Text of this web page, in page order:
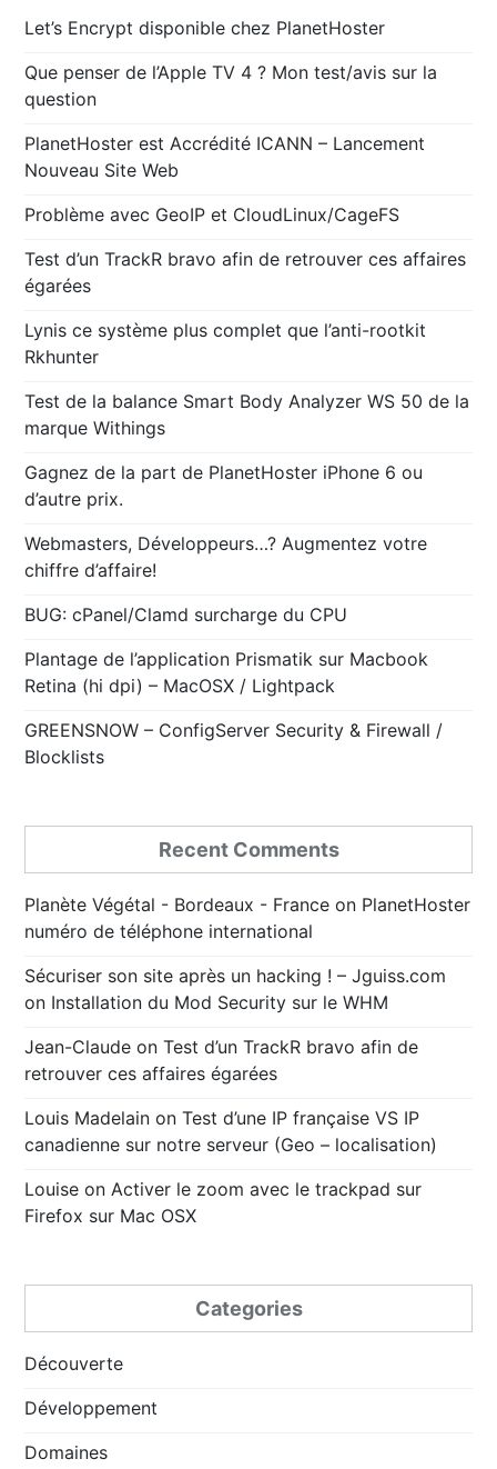
Let’s Encrypt disponible chez PlanetHoster
Que penser de l’Apple TV 4 ? Mon test/avis sur la
question
PlanetHoster est Accrédité ICANN – Lancement
Nouveau Site Web
Problème avec GeoIP et CloudLinux/CageFS
Test d’un TrackR bravo afin de retrouver ces affaires
égarées
Lynis ce système plus complet que l’anti-rootkit
Rkhunter
Test de la balance Smart Body Analyzer WS 50 de la
marque Withings
Gagnez de la part de PlanetHoster iPhone 6 ou
d’autre prix.
Webmasters, Développeurs…? Augmentez votre
chiffre d’affaire!
BUG: cPanel/Clamd surcharge du CPU
Plantage de l’application Prismatik sur Macbook
Retina (hi dpi) – MacOSX / Lightpack
GREENSNOW – ConfigServer Security & Firewall /
Blocklists
Recent Comments
Planète Végétal - Bordeaux - France on PlanetHoster
numéro de téléphone international
Sécuriser son site après un hacking ! – Jguiss.com
on Installation du Mod Security sur le WHM
Jean-Claude onTest d’un TrackR bravo afin de
retrouver ces affaires égarées
Louis Madelain onTest d’une IP française VS IP
canadienne sur notre serveur (Geo – localisation)
Louise onActiver le zoom avec le trackpad sur
Firefox sur Mac OSX
Categories
Découverte
Développement
Domaines